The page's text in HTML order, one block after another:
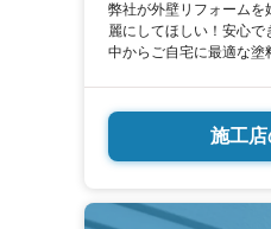
弊社が外壁リフォーム
麗にしてほしい！安心
中からご自宅に最適な塗
施工